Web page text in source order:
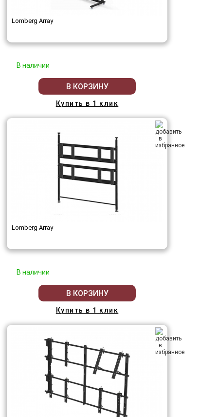
Lomberg Array
В наличии
В КОРЗИНУ
Купить в 1 клик
Lomberg Array
В наличии
В КОРЗИНУ
Купить в 1 клик